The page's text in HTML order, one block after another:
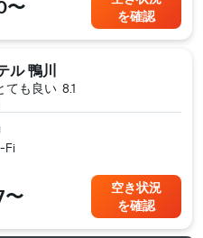
〜
を確認
ル 鴨川
8.1
ても良い
Fi
〜
空き状況
を確認